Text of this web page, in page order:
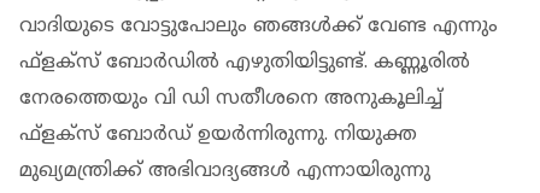
വാദിയുടെ വോട്ടുപോലും ഞങ്ങള്‍ക്ക് വേണ്ട എന്നും
ഫ്‌ളക്‌സ് ബോര്‍ഡില്‍ എഴുതിയിട്ടുണ്ട്. കണ്ണൂരിൽ
നേരത്തെയും വി ഡി സതീശനെ അനുകൂലിച്ച്
ഫ്‌ളക്‌സ് ബോർഡ് ഉയര്‍ന്നിരുന്നു. നിയുക്ത
മുഖ്യമന്ത്രിക്ക് അഭിവാദ്യങ്ങൾ എന്നായിരുന്നു